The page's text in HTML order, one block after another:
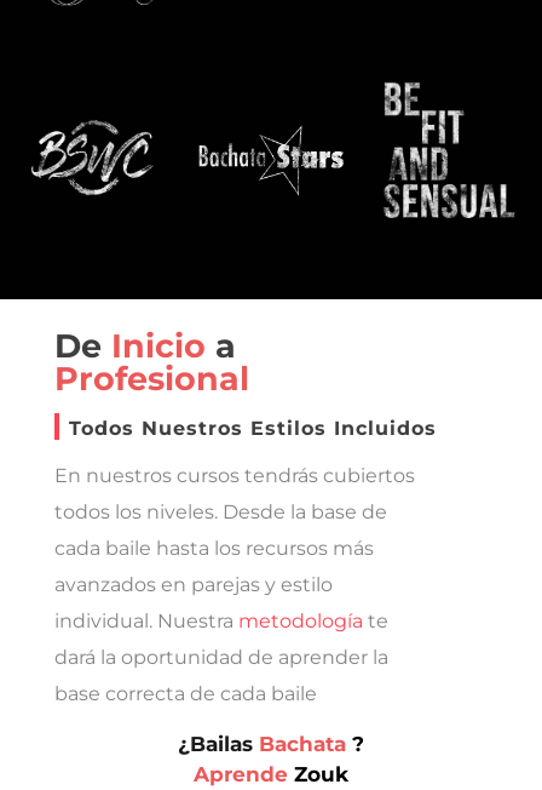
De Inicio a
Profesional
Todos Nuestros Estilos Incluidos
En nuestros cursos tendrás cubiertos
todos los niveles. Desde la base de
cada baile hasta los recursos más
avanzados en parejas y estilo
individual. Nuestra metodología te
dará la oportunidad de aprender la
base correcta de cada baile
¿Bailas Bachata ?
Aprende Zouk